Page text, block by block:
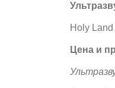
Holy
Цена и